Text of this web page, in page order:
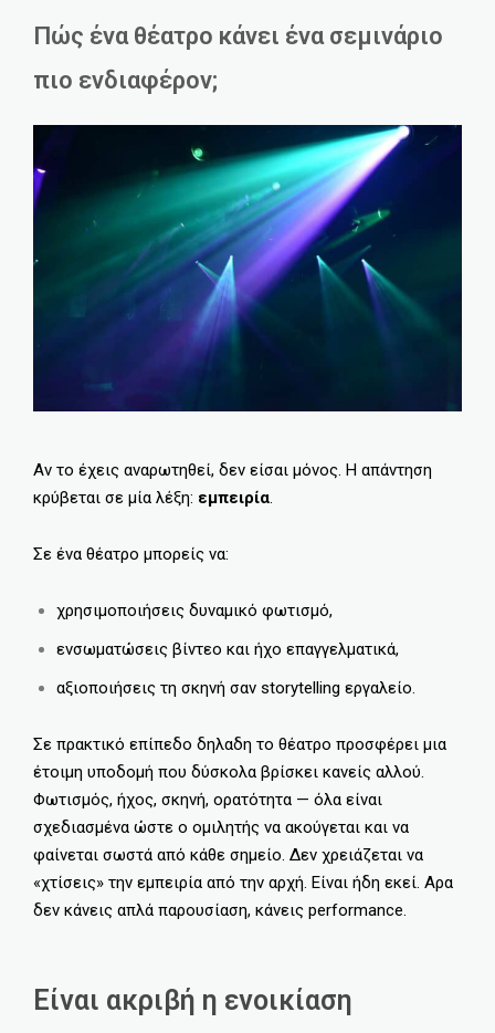
Πώς ένα θέατρο κάνει ένα σεμινάριο
πιο ενδιαφέρον;
Αν το έχεις αναρωτηθεί, δεν είσαι μόνος. Η απάντηση
κρύβεται σε μία λέξη: εμπειρία.
Σε ένα θέατρο μπορείς να:
χρησιμοποιήσεις δυναμικό φωτισμό,
ενσωματώσεις βίντεο και ήχο επαγγελματικά,
αξιοποιήσεις τη σκηνή σαν storytelling εργαλείο.
Σε πρακτικό επίπεδο δηλαδη το θέατρο προσφέρει μια
έτοιμη υποδομή που δύσκολα βρίσκει κανείς αλλού.
Φωτισμός, ήχος, σκηνή, ορατότητα — όλα είναι
σχεδιασμένα ώστε ο ομιλητής να ακούγεται και να
φαίνεται σωστά από κάθε σημείο. Δεν χρειάζεται να
«χτίσεις» την εμπειρία από την αρχή. Είναι ήδη εκεί. Αρα
δεν κάνεις απλά παρουσίαση, κάνεις performance.
Είναι ακριβή η ενοικίαση